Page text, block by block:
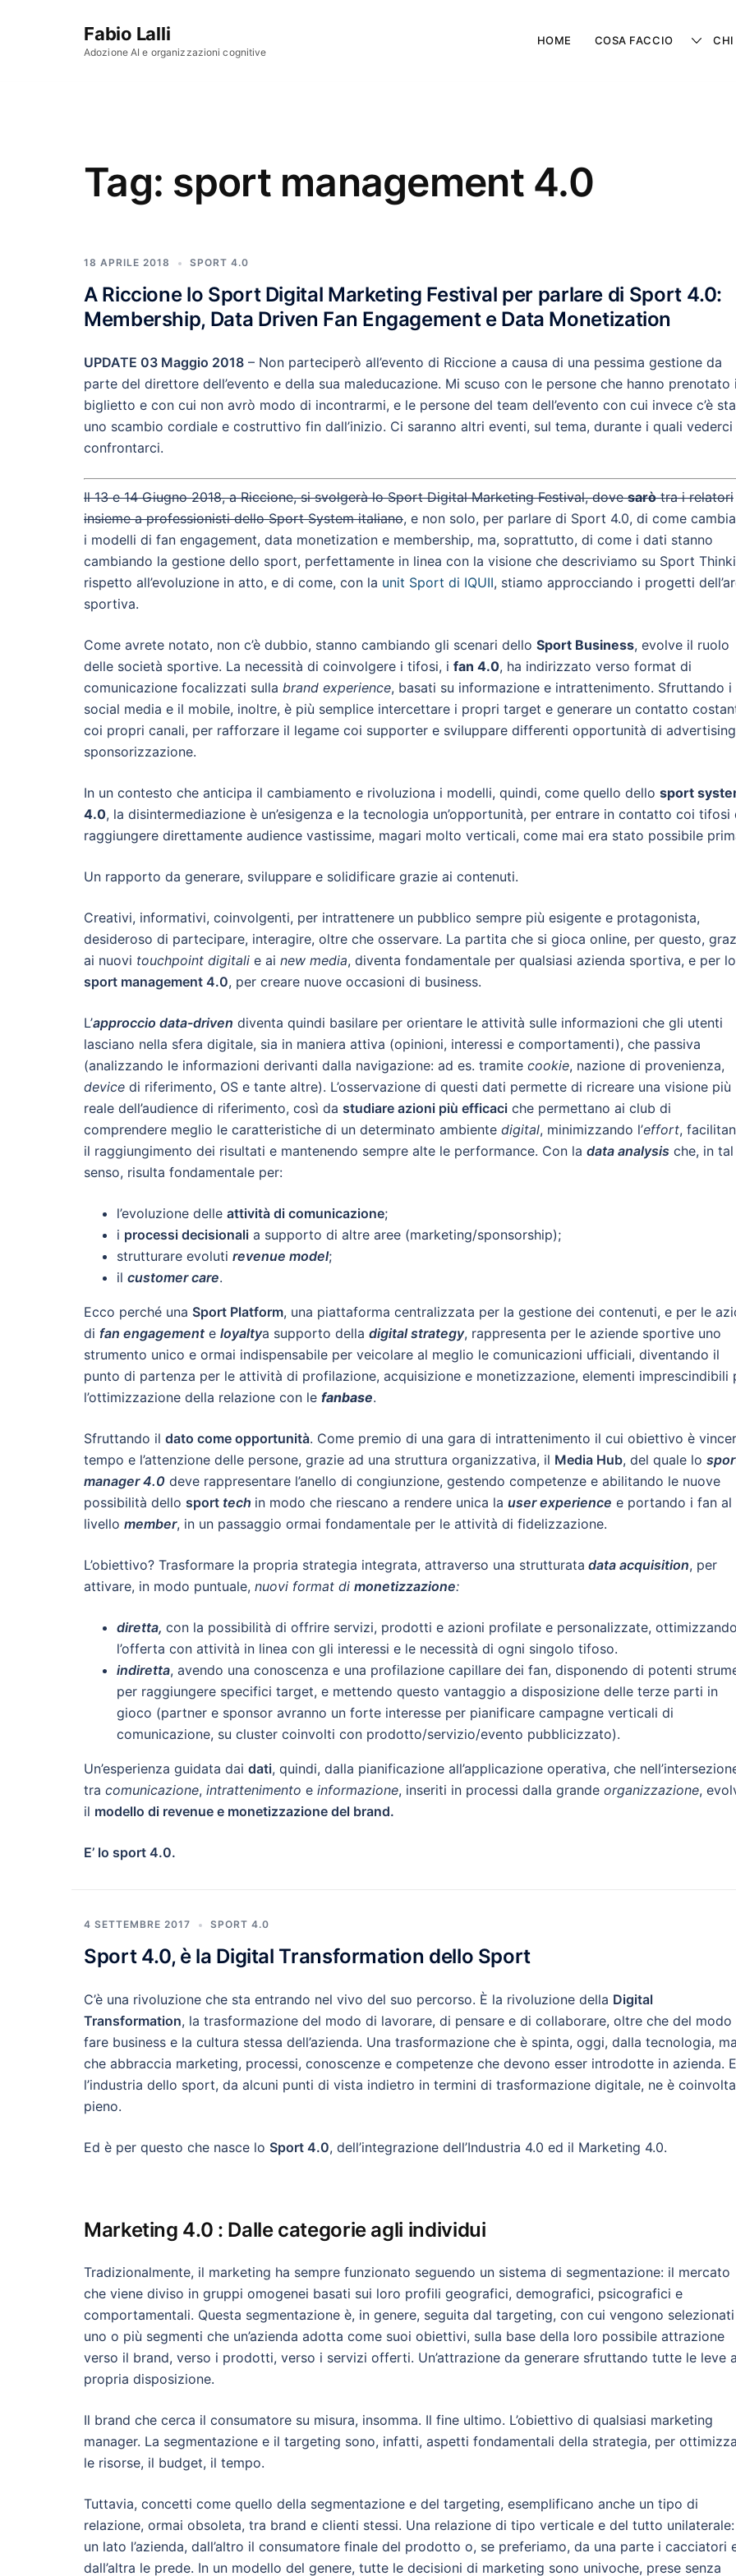
Fabio Lalli
Adozione AI e organizzazioni cognitive
HOME COSA FACCIO CHI
Tag: sport management 4.0
18 APRILE 2018 SPORT 4.0
A Riccione lo Sport Digital Marketing Festival per parlare di Sport 4.0:
Membership, Data Driven Fan Engagement e Data Monetization
UPDATE 03 Maggio 2018 – Non parteciperò all’evento di Riccione a causa di una pessima gestione da
parte del direttore dell’evento e della sua maleducazione. Mi scuso con le persone che hanno prenotato
biglietto e con cui non avrò modo di incontrarmi, e le persone del team dell’evento con cui invece c’è
uno scambio cordiale e costruttivo fin dall’inizio. Ci saranno altri eventi, sul tema, durante i quali vederci
confrontarci.
Il 13 e 14 Giugno 2018, a Riccione, si svolgerà lo Sport Digital Marketing Festival, dovesaròtra i relatori
insieme a professionisti dello Sport System italiano, e non solo, per parlare di Sport 4.0, di come
i modelli di fan engagement, data monetization e membership, ma, soprattutto, di come i dati stanno
cambiando la gestione dello sport, perfettamente in linea con la visione che descriviamo su Sport
rispetto all’evoluzione in atto, e di come, con la unit Sport di IQUII, stiamo approcciando i progetti
sportiva.
Come avrete notato, non c’è dubbio, stanno cambiando gli scenari dello Sport Business, evolve il ruolo
delle società sportive. La necessità di coinvolgere i tifosi, i fan 4.0, ha indirizzato verso format di
comunicazione focalizzati sulla brand experience, basati su informazione e intrattenimento. Sfruttando i
social media e il mobile, inoltre, è più semplice intercettare i propri target e generare un contatto
coi propri canali, per rafforzare il legame coi supporter e sviluppare differenti opportunità di
sponsorizzazione.
In un contesto che anticipa il cambiamento e rivoluziona i modelli, quindi, come quello dello sport
4.0, la disintermediazione è un’esigenza e la tecnologia un’opportunità, per entrare in contatto coi tifosi
raggiungere direttamente audience vastissime, magari molto verticali, come mai era stato possibile
Un rapporto da generare, sviluppare e solidificare grazie ai contenuti.
Creativi, informativi, coinvolgenti, per intrattenere un pubblico sempre più esigente e protagonista,
desideroso di partecipare, interagire, oltre che osservare. La partita che si gioca online, per questo,
ai nuovi touchpoint digitali e ai new media, diventa fondamentale per qualsiasi azienda sportiva, e per lo
sport management 4.0, per creare nuove occasioni di business.
L’approccio data-driven diventa quindi basilare per orientare le attività sulle informazioni che gli utenti
lasciano nella sfera digitale, sia in maniera attiva (opinioni, interessi e comportamenti), che passiva
(analizzando le informazioni derivanti dalla navigazione: ad es. tramite cookie, nazione di provenienza,
device di riferimento, OS e tante altre). L’osservazione di questi dati permette di ricreare una visione più
reale dell’audience di riferimento, così da studiare azioni più efficaci che permettano ai club di
comprendere meglio le caratteristiche di un determinato ambiente digital, minimizzando l’effort,
il raggiungimento dei risultati e mantenendo sempre alte le performance. Con la data analysis che, in tal
senso, risulta fondamentale per:
l’evoluzione delle attività di comunicazione;
i processi decisionali a supporto di altre aree (marketing/sponsorship);
strutturare evoluti revenue model;
il customer care.
Ecco perché una Sport Platform, una piattaforma centralizzata per la gestione dei contenuti, e per le
di fan engagement e loyaltya supporto della digital strategy, rappresenta per le aziende sportive uno
strumento unico e ormai indispensabile per veicolare al meglio le comunicazioni ufficiali, diventando il
punto di partenza per le attività di profilazione, acquisizione e monetizzazione, elementi imprescindibili
l’ottimizzazione della relazione con le fanbase.
Sfruttando il dato come opportunità. Come premio di una gara di intrattenimento il cui obiettivo è
tempo e l’attenzione delle persone, grazie ad una struttura organizzativa, il Media Hub, del quale lo
manager 4.0 deve rappresentare l’anello di congiunzione, gestendo competenze e abilitando le nuove
possibilità dello sport tech in modo che riescano a rendere unica la user experience e portando i fan al
livello member, in un passaggio ormai fondamentale per le attività di fidelizzazione.
L’obiettivo? Trasformare la propria strategia integrata, attraverso una strutturata data acquisition, per
attivare, in modo puntuale, nuovi format di monetizzazione:
diretta, con la possibilità di offrire servizi, prodotti e azioni profilate e personalizzate, ottimizzando
l’offerta con attività in linea con gli interessi e le necessità di ogni singolo tifoso.
indiretta, avendo una conoscenza e una profilazione capillare dei fan, disponendo di potenti
per raggiungere specifici target, e mettendo questo vantaggio a disposizione delle terze parti in
gioco (partner e sponsor avranno un forte interesse per pianificare campagne verticali di
comunicazione, su cluster coinvolti con prodotto/servizio/evento pubblicizzato).
Un’esperienza guidata dai dati, quindi, dalla pianificazione all’applicazione operativa, che
tra comunicazione, intrattenimento e informazione, inseriti in processi dalla grande organizzazione,
il modello di revenue e monetizzazione del brand.
E’ lo sport 4.0.
4 SETTEMBRE 2017 SPORT 4.0
Sport 4.0, è la Digital Transformation dello Sport
C’è una rivoluzione che sta entrando nel vivo del suo percorso. È la rivoluzione della Digital
Transformation, la trasformazione del modo di lavorare, di pensare e di collaborare, oltre che del modo
fare business e la cultura stessa dell’azienda. Una trasformazione che è spinta, oggi, dalla tecnologia, ma
che abbraccia marketing, processi, conoscenze e competenze che devono esser introdotte in azienda. E
l’industria dello sport, da alcuni punti di vista indietro in termini di trasformazione digitale, ne è
pieno.
Ed è per questo che nasce lo Sport 4.0, dell’integrazione dell’Industria 4.0 ed il Marketing 4.0.
Marketing 4.0 : Dalle categorie agli individui
Tradizionalmente, il marketing ha sempre funzionato seguendo un sistema di segmentazione: il mercato
che viene diviso in gruppi omogenei basati sui loro profili geografici, demografici, psicografici e
comportamentali. Questa segmentazione è, in genere, seguita dal targeting, con cui vengono selezionati
uno o più segmenti che un’azienda adotta come suoi obiettivi, sulla base della loro possibile attrazione
verso il brand, verso i prodotti, verso i servizi offerti. Un’attrazione da generare sfruttando tutte le leve a
propria disposizione.
Il brand che cerca il consumatore su misura, insomma. Il fine ultimo. L’obiettivo di qualsiasi marketing
manager. La segmentazione e il targeting sono, infatti, aspetti fondamentali della strategia, per
le risorse, il budget, il tempo.
Tuttavia, concetti come quello della segmentazione e del targeting, esemplificano anche un tipo di
relazione, ormai obsoleta, tra brand e clienti stessi. Una relazione di tipo verticale e del tutto
un lato l’azienda, dall’altro il consumatore finale del prodotto o, se preferiamo, da una parte i cacciatori
dall’altra le prede. In un modello del genere, tutte le decisioni di marketing sono univoche, prese senza